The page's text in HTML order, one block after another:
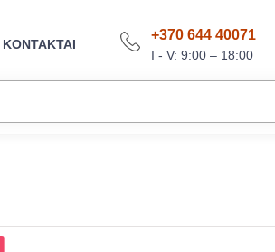
KONTAKTAI
+370 644 40071
I - V: 9:00 – 18:00